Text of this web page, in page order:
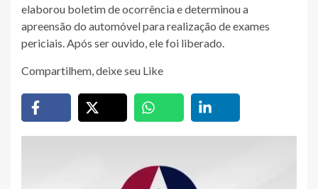
elaborou boletim de ocorrência e determinou a
apreensão do automóvel para realização de exames
periciais. Após ser ouvido, ele foi liberado.
Compartilhem, deixe seu Like